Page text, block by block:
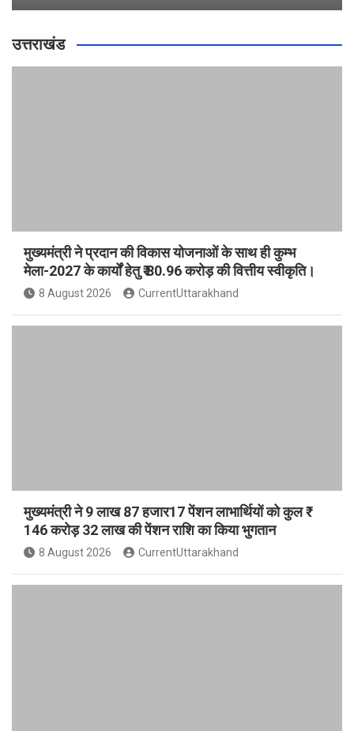
उत्तराखंड
मुख्यमंत्री ने प्रदान की विकास योजनाओं के साथ ही कुम्भ
मेला-2027 के कार्यों हेतु ₹ 80.96 करोड़ की वित्तीय स्वीकृति।
8 August 2026 CurrentUttarakhand
मुख्यमंत्री ने 9 लाख 87 हजार17 पेंशन लाभार्थियों को कुल ₹
146 करोड़ 32 लाख की पेंशन राशि का किया भुगतान
8 August 2026 CurrentUttarakhand